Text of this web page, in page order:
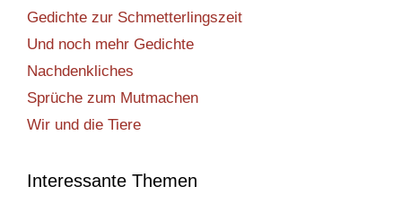
Gedichte zur Schmetterlingszeit
Und noch mehr Gedichte
Nachdenkliches
Sprüche zum Mutmachen
Wir und die Tiere
Interessante Themen